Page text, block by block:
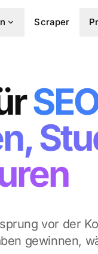
Scraper
vor der
gewinnen,